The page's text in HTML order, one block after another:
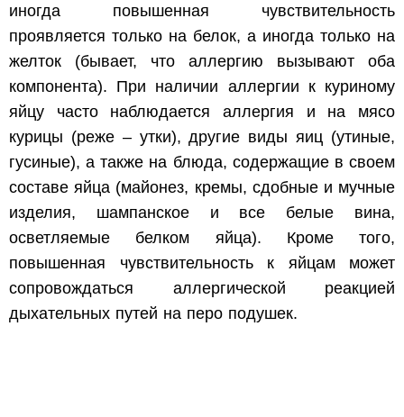
иногда повышенная чувствительность
проявляется только на белок, а иногда только на
желток (бывает, что аллергию вызывают оба
компонента). При наличии аллергии к куриному
яйцу часто наблюдается аллергия и на мясо
курицы (реже – утки), другие виды яиц (утиные,
гусиные), а также на блюда, содержащие в своем
составе яйца (майонез, кремы, сдобные и мучные
изделия, шампанское и все белые вина,
осветляемые белком яйца). Кроме того,
повышенная чувствительность к яйцам может
сопровождаться аллергической реакцией
дыхательных путей на перо подушек.